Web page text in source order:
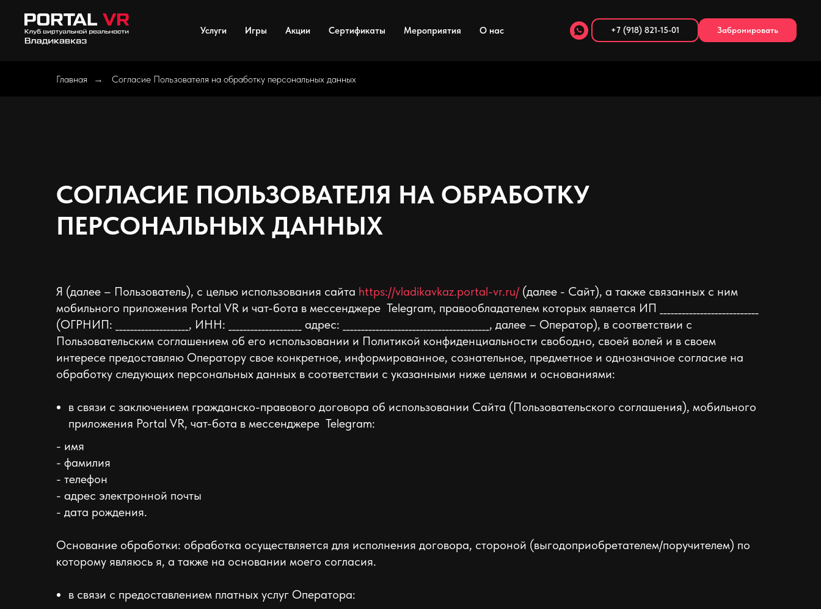
Услуги Игры Акции Сертификаты Мероприятия О нас +7 (918) 821-15-01 Забронировать
Главная → Согласие Пользователя на обработку персональных данных
СОГЛАСИЕ ПОЛЬЗОВАТЕЛЯ НА ОБРАБОТКУ
ПЕРСОНАЛЬНЫХ ДАННЫХ
Я (далее – Пользователь), с целью использования сайта https://vladikavkaz.portal-vr.ru/ (далее - Сайт), а также связанных с ним
мобильного приложения Portal VR и чат-бота в мессенджере Telegram, правообладателем которых является ИП ___________________________
(ОГРНИП: ____________________, ИНН: ____________________ адрес: ________________________________________, далее – Оператор), в соответствии с
Пользовательским соглашением об его использовании и Политикой конфиденциальности свободно, своей волей и в своем
интересе предоставляю Оператору свое конкретное, информированное, сознательное, предметное и однозначное согласие на
обработку следующих персональных данных в соответствии с указанными ниже целями и основаниями:
в связи с заключением гражданско-правового договора об использовании Сайта (Пользовательского соглашения), мобильного
приложения Portal VR, чат-бота в мессенджере Telegram:
- имя
- фамилия
- телефон
- адрес электронной почты
- дата рождения.
Основание обработки: обработка осуществляется для исполнения договора, стороной (выгодоприобретателем/поручителем) по
которому являюсь я, а также на основании моего согласия.
в связи с предоставлением платных услуг Оператора: